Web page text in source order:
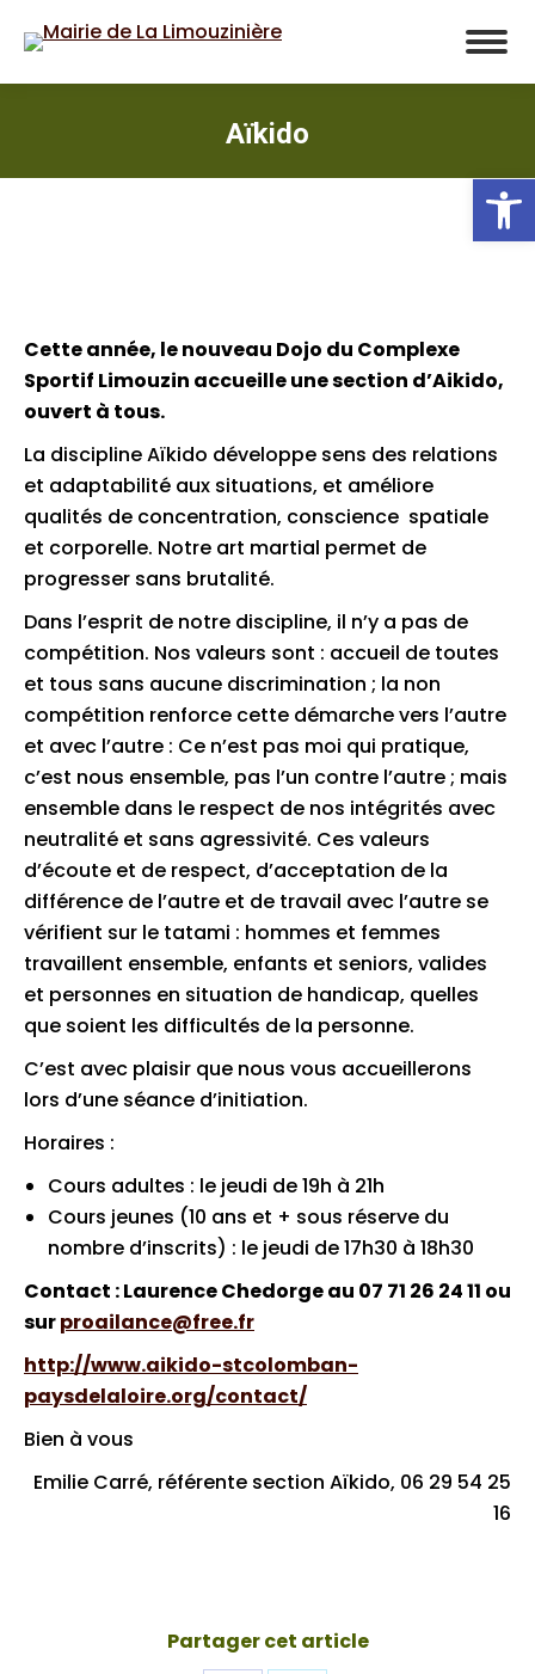
Aïkido
Cette année, le nouveau Dojo du Complexe
Sportif Limouzin accueille une section d’Aikido,
ouvert à tous.
La discipline Aïkido développe sens des relations
et adaptabilité aux situations, et améliore
qualités de concentration, conscience spatiale
et corporelle. Notre art martial permet de
progresser sans brutalité.
Dans l’esprit de notre discipline, il n’y a pas de
compétition. Nos valeurs sont : accueil de toutes
et tous sans aucune discrimination ; la non
compétition renforce cette démarche vers l’autre
et avec l’autre : Ce n’est pas moi qui pratique,
c’est nous ensemble, pas l’un contre l’autre ; mais
ensemble dans le respect de nos intégrités avec
neutralité et sans agressivité. Ces valeurs
d’écoute et de respect, d’acceptation de la
différence de l’autre et de travail avec l’autre se
vérifient sur le tatami : hommes et femmes
travaillent ensemble, enfants et seniors, valides
et personnes en situation de handicap, quelles
que soient les difficultés de la personne.
C’est avec plaisir que nous vous accueillerons
lors d’une séance d’initiation.
Horaires :
Cours adultes : le jeudi de 19h à 21h
Cours jeunes (10 ans et + sous réserve du
nombre d’inscrits) : le jeudi de 17h30 à 18h30
Contact : Laurence Chedorge au 07 71 26 24 11 ou
surproailance@free.fr
http://www.aikido-stcolomban-
paysdelaloire.org/contact/
Bien à vous
Emilie Carré, référente section Aïkido, 06 29 54 25
16
Partager cet article